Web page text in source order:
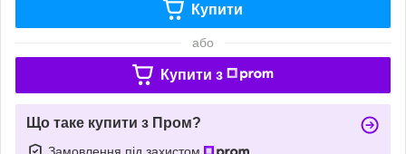
Купити
або
Купити з
Що таке купити з Пром?
Замовлення під захистом